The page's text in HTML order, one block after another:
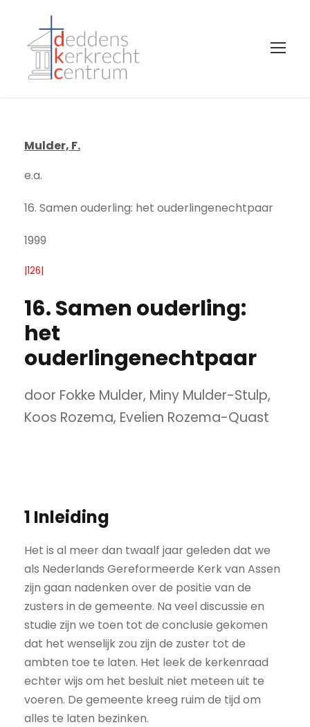
Mulder, F.
e.a.
16. Samen ouderling: het ouderlingenechtpaar
1999
|126|
16. Samen ouderling:
het
ouderlingenechtpaar
door Fokke Mulder, Miny Mulder-Stulp,
Koos Rozema, Evelien Rozema-Quast
1 Inleiding
Het is al meer dan twaalf jaar geleden dat we
als Nederlands Gereformeerde Kerk van Assen
zijn gaan nadenken over de positie van de
zusters in de gemeente. Na veel discussie en
studie zijn we toen tot de conclusie gekomen
dat het wenselijk zou zijn de zuster tot de
ambten toe te laten. Het leek de kerkenraad
echter wijs om het besluit niet meteen uit te
voeren. De gemeente kreeg ruim de tijd om
alles te laten bezinken.